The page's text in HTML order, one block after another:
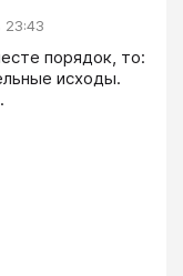
23:43
порядок, то:
исходы.